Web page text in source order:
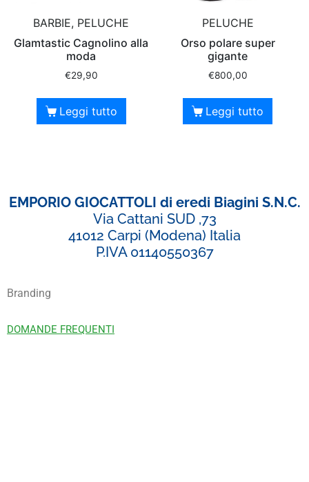
BARBIE, PELUCHE
Glamtastic Cagnolino alla
moda
€29,90
Leggi tutto
PELUCHE
Orso polare super
gigante
€800,00
Leggi tutto
EMPORIO GIOCATTOLI di eredi Biagini S.N.C.
Via Cattani SUD ,73
41012 Carpi (Modena) Italia
P.IVA 01140550367
Branding
DOMANDE FREQUENTI